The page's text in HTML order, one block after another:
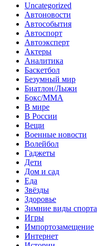
Uncategorized
Автоновости
Автособытия
Автоспорт
Автоэксперт
Актеры
Аналитика
Баскетбол
Безумный мир
Биатлон/Лыжи
Бокс/MMA
В мире
В России
Вещи
Военные новости
Волейбол
Гаджеты
Дети
Дом и сад
Еда
Звёзды
Здоровье
Зимние виды спорта
Игры
Импортозамещение
Интернет